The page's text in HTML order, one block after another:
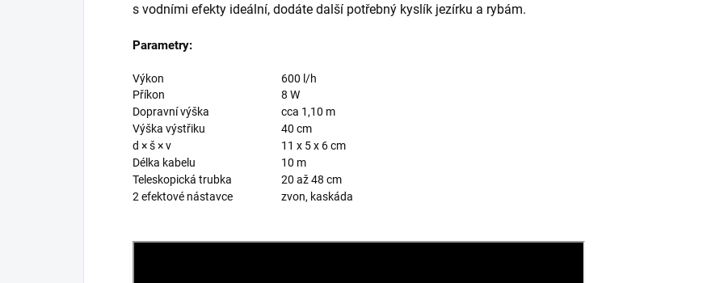
s vodními efekty ideální, dodáte další potřebný kyslík jezírku a rybám.
Parametry:
Výkon
600 l/h
Příkon
8 W
Dopravní výška
cca 1,10 m
Výška výstřiku
40 cm
d × š × v
11 x 5 x 6 cm
Délka kabelu
10 m
Teleskopická trubka
20 až 48 cm
2 efektové nástavce
zvon, kaskáda